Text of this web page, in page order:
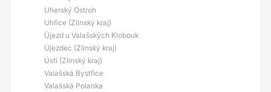
Uherský Ostroh
Uhřice (Zlínský kraj)
Újezd u Valašských Klobouk
Újezdec (Zlínský kraj)
Ústí (Zlínský kraj)
Valašská Bystřice
Valašská Polanka